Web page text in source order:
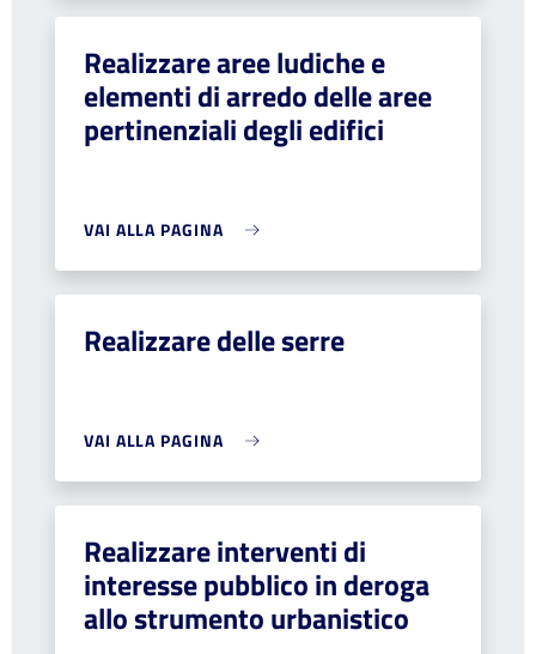
Realizzare aree ludiche e
elementi di arredo delle aree
pertinenziali degli edifici
VAI ALLA PAGINA
Realizzare delle serre
VAI ALLA PAGINA
Realizzare interventi di
interesse pubblico in deroga
allo strumento urbanistico